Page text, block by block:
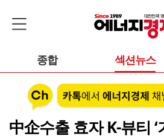
종합 섹션뉴스
中企수출 효자 K-뷰티 ‘